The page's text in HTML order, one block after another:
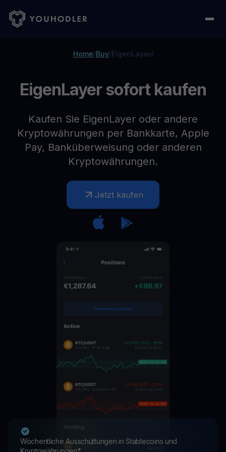
Home/Buy/EigenLayer/
EigenLayer sofort kaufen
Kaufen Sie EigenLayer oder andere
Kryptowährungen per Bankkarte, Apple
Pay, Banküberweisung oder anderen
Kryptowährungen.
Jetzt kaufen
Wöchentliche Ausschüttungen in Stablecoins und